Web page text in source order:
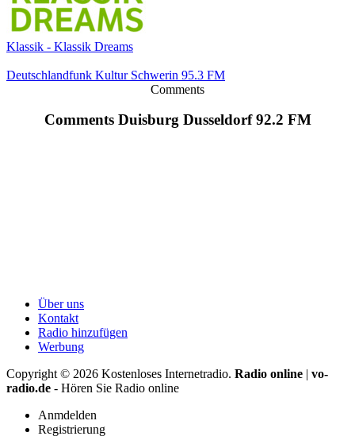
Klassik - Klassik Dreams
Deutschlandfunk Kultur Schwerin 95.3 FM
Comments
Comments Duisburg Dusseldorf 92.2 FM
Über uns
Kontakt
Radio hinzufügen
Werbung
Copyright © 2026 Kostenloses Internetradio. Radio online | vo-
radio.de - Hören Sie Radio online
Anmdelden
Registrierung